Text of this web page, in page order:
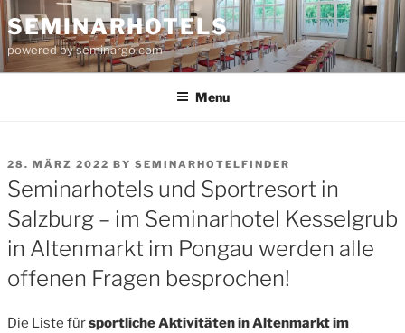
Skip
to
content
SEMINARHOTELS
powered by seminargo.com
Menu
POSTED
ON
28. MÄRZ 2022 BY SEMINARHOTELFINDER
Seminarhotels und Sportresort in
Salzburg – im Seminarhotel Kesselgrub
in Altenmarkt im Pongau werden alle
offenen Fragen besprochen!
Die Liste fürsportliche Aktivitäten in Altenmarkt im